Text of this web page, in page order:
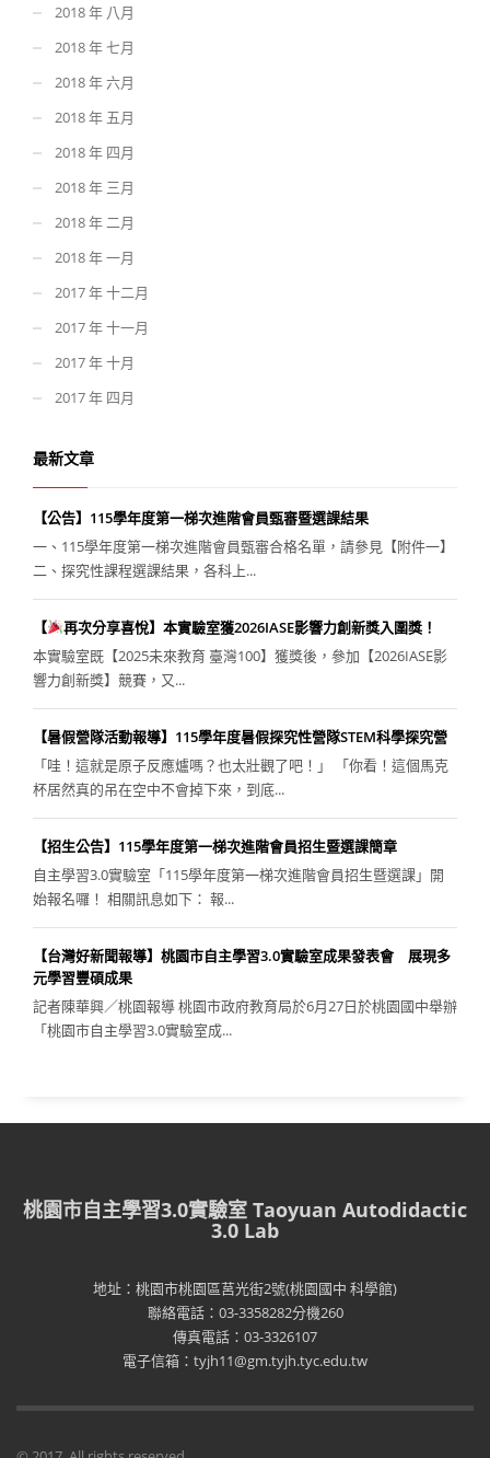
2018 年 八月
2018 年 七月
2018 年 六月
2018 年 五月
2018 年 四月
2018 年 三月
2018 年 二月
2018 年 一月
2017 年 十二月
2017 年 十一月
2017 年 十月
2017 年 四月
最新文章
【公告】115學年度第一梯次進階會員甄審暨選課結果
一、115學年度第一梯次進階會員甄審合格名單，請參見【附件一】
二、探究性課程選課結果，各科上...
【
再次分享喜悅】本實驗室獲2026IASE影響力創新獎入圍獎！
本實驗室既【2025未來教育 臺灣100】獲獎後，參加【2026IASE影
響力創新獎】競賽，又...
【暑假營隊活動報導】115學年度暑假探究性營隊STEM科學探究營
「哇！這就是原子反應爐嗎？也太壯觀了吧！」 「你看！這個馬克
杯居然真的吊在空中不會掉下來，到底...
【招生公告】115學年度第一梯次進階會員招生暨選課簡章
自主學習3.0實驗室「115學年度第一梯次進階會員招生暨選課」開
始報名囉！ 相關訊息如下： 報...
【台灣好新聞報導】桃園市自主學習3.0實驗室成果發表會 展現多
元學習豐碩成果
記者陳華興／桃園報導 桃園市政府教育局於6月27日於桃園國中舉辦
「桃園市自主學習3.0實驗室成...
桃園市自主學習3.0實驗室 Taoyuan Autodidactic
3.0 Lab
地址：桃園市桃園區莒光街2號(桃園國中 科學館)
聯絡電話：03-3358282分機260
傳真電話：03-3326107
電子信箱：tyjh11@gm.tyjh.tyc.edu.tw